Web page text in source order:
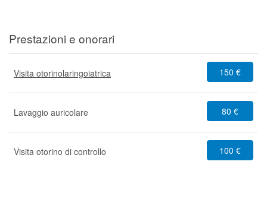
Prestazioni e onorari
Visita otorinolaringoiatrica 150 €
Lavaggio auricolare 80 €
Visita otorino di controllo 100 €